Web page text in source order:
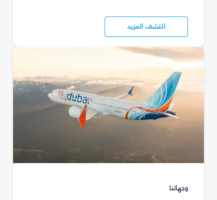
اكتشف المزيد
وجهاتنا